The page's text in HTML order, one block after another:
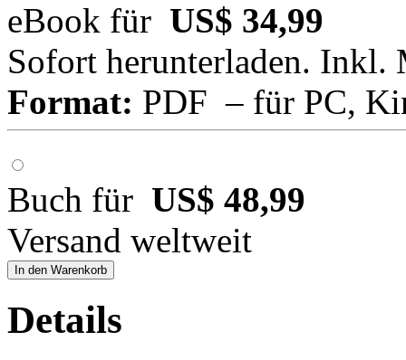
eBook für US$ 34,99
Sofort herunterladen. Inkl.
Format: PDF – für PC,
Buch für US$ 48,99
Versand weltweit
In den Warenkorb
Details